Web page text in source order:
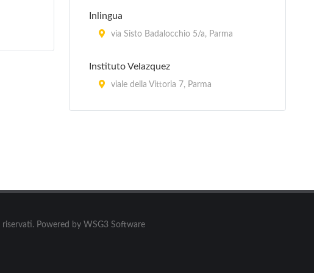
Inlingua
via Sisto Badalocchio 5/a, Parma
Instituto Velazquez
viale della Vittoria 7, Parma
Powered by WSG3 Software